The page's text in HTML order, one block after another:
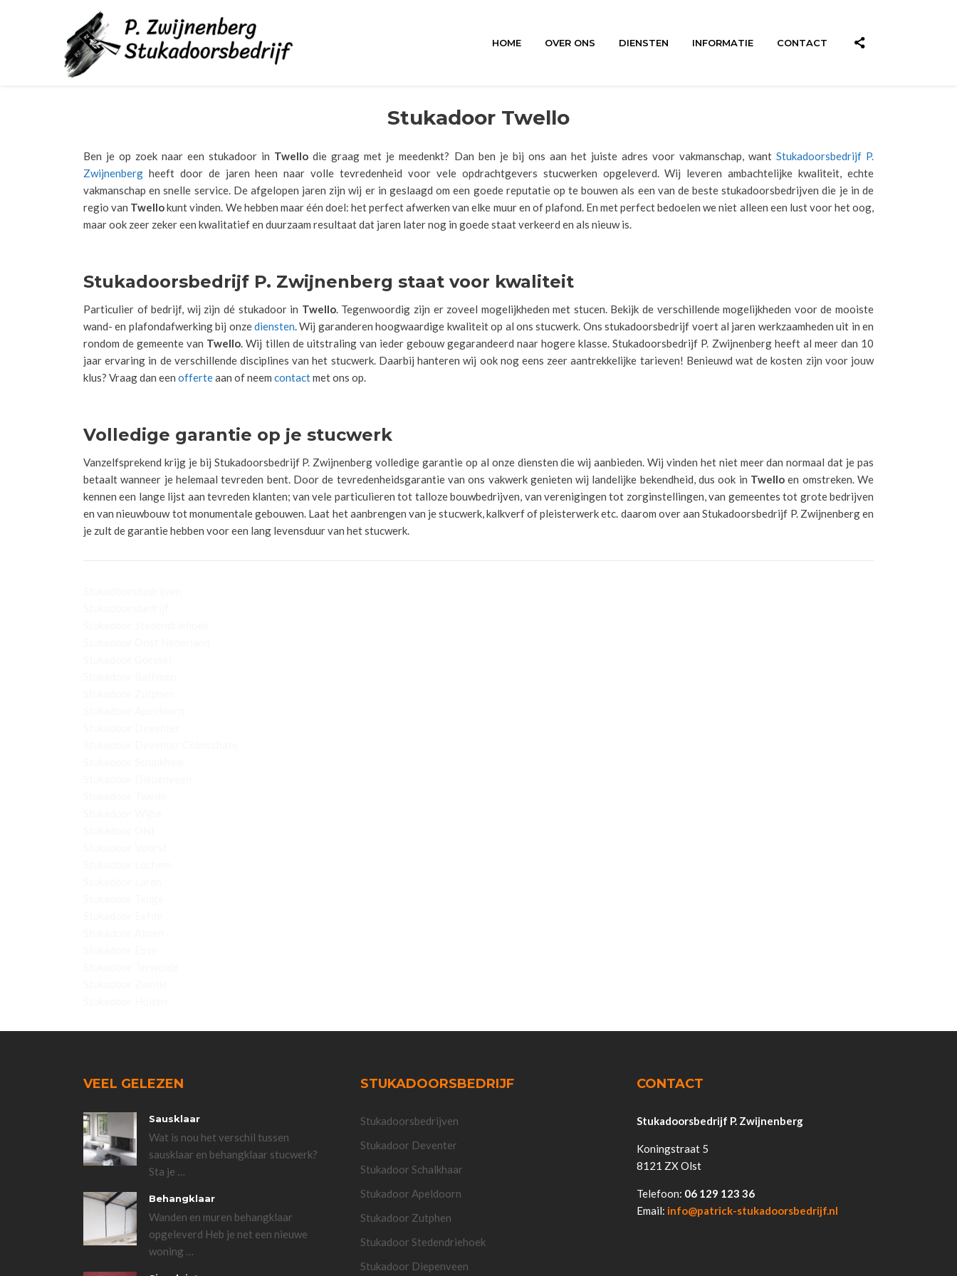
HOME OVER ONS DIENSTEN INFORMATIE CONTACT
Stukadoor Twello
Ben je op zoek naar een stukadoor in Twello die graag met je meedenkt? Dan ben je bij ons aan het juiste adres voor vakmanschap, want Stukadoorsbedrijf P.
Zwijnenberg heeft door de jaren heen naar volle tevredenheid voor vele opdrachtgevers stucwerken opgeleverd. Wij leveren ambachtelijke kwaliteit, echte
vakmanschap en snelle service. De afgelopen jaren zijn wij er in geslaagd om een goede reputatie op te bouwen als een van de beste stukadoorsbedrijven die je in de
regio van Twellokunt vinden. We hebben maar één doel: het perfect afwerken van elke muur en of plafond. En met perfect bedoelen we niet alleen een lust voor het oog,
maar ook zeer zeker een kwalitatief en duurzaam resultaat dat jaren later nog in goede staat verkeerd en als nieuw is.
Stukadoorsbedrijf P. Zwijnenberg staat voor kwaliteit
Particulier of bedrijf, wij zijn dé stukadoor in Twello. Tegenwoordig zijn er zoveel mogelijkheden met stucen. Bekijk de verschillende mogelijkheden voor de mooiste
wand- en plafondafwerking bij onzediensten. Wij garanderen hoogwaardige kwaliteit op al ons stucwerk. Ons stukadoorsbedrijf voert al jaren werkzaamheden uit in en
rondom de gemeente van Twello. Wij tillen de uitstraling van ieder gebouw gegarandeerd naar hogere klasse. Stukadoorsbedrijf P. Zwijnenberg heeft al meer dan 10
jaar ervaring in de verschillende disciplines van het stucwerk. Daarbij hanteren wij ook nog eens zeer aantrekkelijke tarieven! Benieuwd wat de kosten zijn voor jouw
klus? Vraag dan een offerteaan of neem contactmet ons op.
Volledige garantie op je stucwerk
Vanzelfsprekend krijg je bij Stukadoorsbedrijf P. Zwijnenberg volledige garantie op al onze diensten die wij aanbieden. Wij vinden het niet meer dan normaal dat je pas
betaalt wanneer je helemaal tevreden bent. Door de tevredenheidsgarantie van ons vakwerk genieten wij landelijke bekendheid, dus ook in Twello en omstreken. We
kennen een lange lijst aan tevreden klanten; van vele particulieren tot talloze bouwbedrijven, van verenigingen tot zorginstellingen, van gemeentes tot grote bedrijven
en van nieuwbouw tot monumentale gebouwen. Laat het aanbrengen van je stucwerk, kalkverf of pleisterwerk etc. daarom over aan Stukadoorsbedrijf P. Zwijnenberg en
je zult de garantie hebben voor een lang levensduur van het stucwerk.
VEEL GELEZEN
Sausklaar
Wat is nou het verschil tussen
sausklaar en behangklaar stucwerk?
Sta je …
Behangklaar
Wanden en muren behangklaar
opgeleverd Heb je net een nieuwe
woning …
STUKADOORSBEDRIJF
Stukadoorsbedrijven
Stukadoor Deventer
Stukadoor Schalkhaar
Stukadoor Apeldoorn
Stukadoor Zutphen
Stukadoor Stedendriehoek
Stukadoor Diepenveen
CONTACT
Stukadoorsbedrijf P. Zwijnenberg
Koningstraat 5
8121 ZX Olst
Telefoon: 06 129 123 36
Email: info@patrick-stukadoorsbedrijf.nl